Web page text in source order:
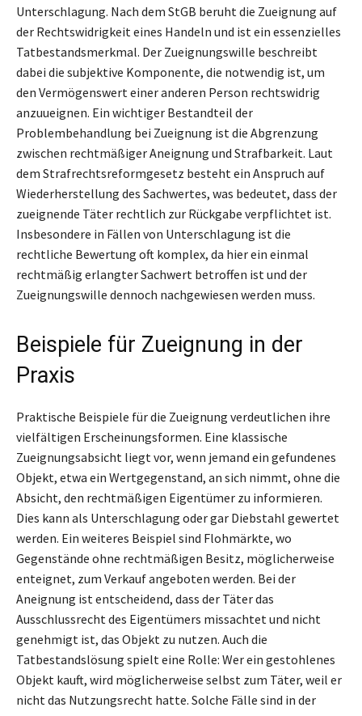
Unterschlagung. Nach dem StGB beruht die Zueignung auf
der Rechtswidrigkeit eines Handeln und ist ein essenzielles
Tatbestandsmerkmal. Der Zueignungswille beschreibt
dabei die subjektive Komponente, die notwendig ist, um
den Vermögenswert einer anderen Person rechtswidrig
anzuueignen. Ein wichtiger Bestandteil der
Problembehandlung bei Zueignung ist die Abgrenzung
zwischen rechtmäßiger Aneignung und Strafbarkeit. Laut
dem Strafrechtsreformgesetz besteht ein Anspruch auf
Wiederherstellung des Sachwertes, was bedeutet, dass der
zueignende Täter rechtlich zur Rückgabe verpflichtet ist.
Insbesondere in Fällen von Unterschlagung ist die
rechtliche Bewertung oft komplex, da hier ein einmal
rechtmäßig erlangter Sachwert betroffen ist und der
Zueignungswille dennoch nachgewiesen werden muss.
Beispiele für Zueignung in der
Praxis
Praktische Beispiele für die Zueignung verdeutlichen ihre
vielfältigen Erscheinungsformen. Eine klassische
Zueignungsabsicht liegt vor, wenn jemand ein gefundenes
Objekt, etwa ein Wertgegenstand, an sich nimmt, ohne die
Absicht, den rechtmäßigen Eigentümer zu informieren.
Dies kann als Unterschlagung oder gar Diebstahl gewertet
werden. Ein weiteres Beispiel sind Flohmärkte, wo
Gegenstände ohne rechtmäßigen Besitz, möglicherweise
enteignet, zum Verkauf angeboten werden. Bei der
Aneignung ist entscheidend, dass der Täter das
Ausschlussrecht des Eigentümers missachtet und nicht
genehmigt ist, das Objekt zu nutzen. Auch die
Tatbestandslösung spielt eine Rolle: Wer ein gestohlenes
Objekt kauft, wird möglicherweise selbst zum Täter, weil er
nicht das Nutzungsrecht hatte. Solche Fälle sind in der